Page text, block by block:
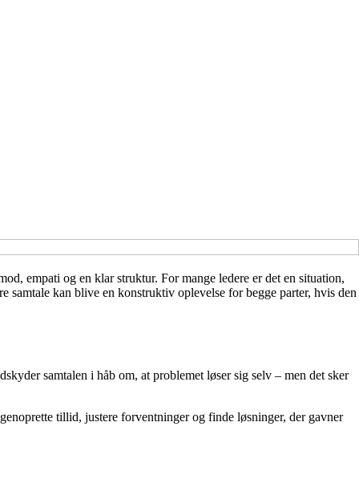
empati og en klar struktur. For mange ledere er det en situation,
kan blive en konstruktiv oplevelse for begge parter, hvis den
samtalen i håb om, at problemet løser sig selv – men det sker
tillid, justere forventninger og finde løsninger, der gavner